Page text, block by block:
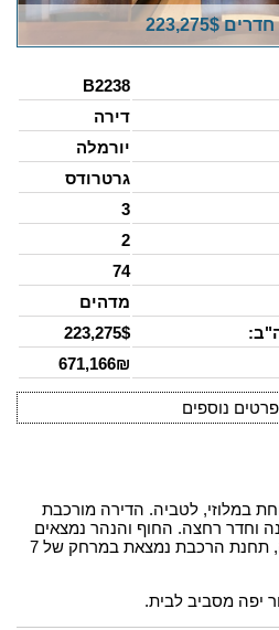
B2238
דירה
יורמלה
גרטרודס
3
2
74
מדהים
223,275$
671,166₪
פרטים נוספים
מרווחת במלוזי, לטביה. הדירה מורכבת
וחדר רחצה. החוף והנהר נמצאים
במרחק של 10 דקות הליכה, תחנת הרכבת נמצאת במרחק של 7
יפה מסביב לבית.